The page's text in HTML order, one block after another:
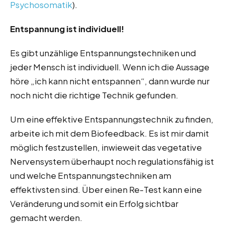
Psychosomatik).
Entspannung ist individuell!
Es gibt unzählige Entspannungstechniken und
jeder Mensch ist individuell. Wenn ich die Aussage
höre „ich kann nicht entspannen“, dann wurde nur
noch nicht die richtige Technik gefunden.
Um eine effektive Entspannungstechnik zu finden,
arbeite ich mit dem Biofeedback. Es ist mir damit
möglich festzustellen, inwieweit das vegetative
Nervensystem überhaupt noch regulationsfähig ist
und welche Entspannungstechniken am
effektivsten sind. Über einen Re-Test kann eine
Veränderung und somit ein Erfolg sichtbar
gemacht werden.